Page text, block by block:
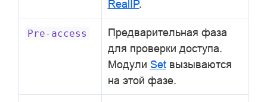
RealIP.
Pre-access
Предварительная фаза
для проверки доступа.
Модули Setвызываются
на этой фазе.